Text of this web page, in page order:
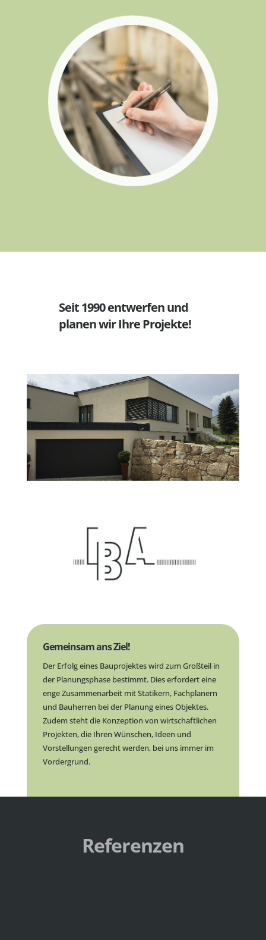
Seit 1990 entwerfen und
planen wir Ihre Projekte!
Gemeinsam ans Ziel!
Der Erfolg eines Bauprojektes wird zum Großteil in
der Planungsphase bestimmt. Dies erfordert eine
enge Zusammenarbeit mit Statikern, Fachplanern
und Bauherren bei der Planung eines Objektes.
Zudem steht die Konzeption von wirtschaftlichen
Projekten, die Ihren Wünschen, Ideen und
Vorstellungen gerecht werden, bei uns immer im
Vordergrund.
Referenzen